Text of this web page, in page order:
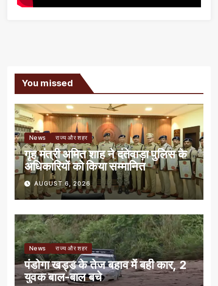
You missed
News राज्य और शहर
गृह मंत्री अमित शाह ने दंतेवाड़ा पुलिस के
अधिकारियों को किया सम्मानित
AUGUST 6, 2026
News राज्य और शहर
पंडोगा खड्ड के तेज बहाव में बही कार, 2
युवक बाल-बाल बचे